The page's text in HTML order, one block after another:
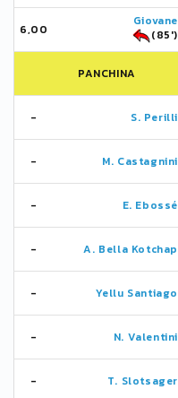
6,00
Giovane
(85')
PANCHINA
- S. Perilli
- M. Castagnini
- E. Ebossé
- A. Bella Kotchap
- Yellu Santiago
- N. Valentini
- T. Slotsager